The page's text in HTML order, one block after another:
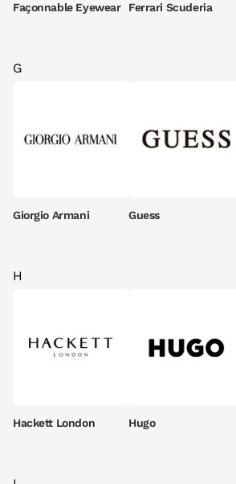
Façonnable Eyewear Ferrari Scuderia
G
Giorgio Armani Guess
H
Hackett London Hugo